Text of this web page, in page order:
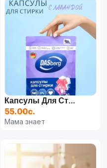
Капсулы Для Стирки
55.00с.
Мама знает